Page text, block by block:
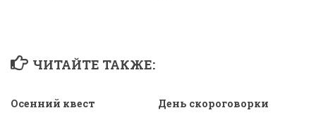
ЧИТАЙТЕ ТАКЖЕ:
Осенний квест День скороговорки